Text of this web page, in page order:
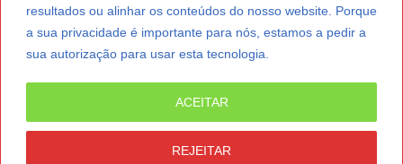
resultados ou alinhar os conteúdos do nosso website. Porque
a sua privacidade é importante para nós, estamos a pedir a
sua autorização para usar esta tecnologia.
REJEITAR
ACEITAR
SUBSCREVER NEWSLETTER